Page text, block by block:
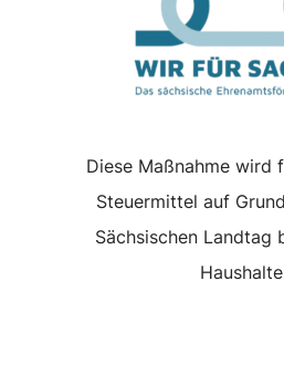
Diese Maßnahme wird
Steuermittel auf
Sächsischen Landtag